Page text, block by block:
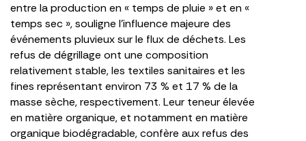
entre la production en « temps de pluie » et en «
temps sec », souligne l’influence majeure des
événements pluvieux sur le flux de déchets. Les
refus de dégrillage ont une composition
relativement stable, les textiles sanitaires et les
fines représentant environ 73 % et 17 % de la
masse sèche, respectivement. Leur teneur élevée
en matière organique, et notamment en matière
organique biodégradable, confère aux refus des